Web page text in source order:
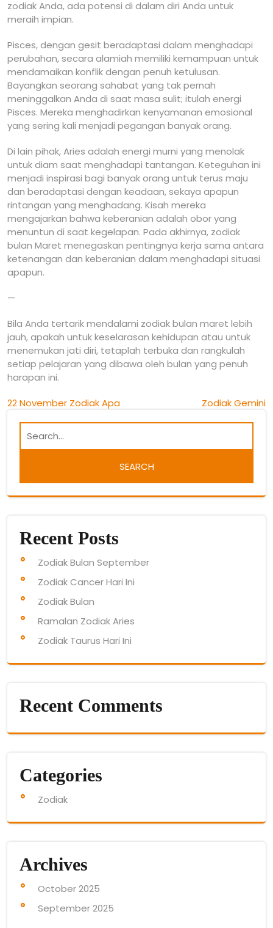
zodiak Anda, ada potensi di dalam diri Anda untuk
meraih impian.
Pisces, dengan gesit beradaptasi dalam menghadapi
perubahan, secara alamiah memiliki kemampuan untuk
mendamaikan konflik dengan penuh ketulusan.
Bayangkan seorang sahabat yang tak pernah
meninggalkan Anda di saat masa sulit; itulah energi
Pisces. Mereka menghadirkan kenyamanan emosional
yang sering kali menjadi pegangan banyak orang.
Di lain pihak, Aries adalah energi murni yang menolak
untuk diam saat menghadapi tantangan. Keteguhan ini
menjadi inspirasi bagi banyak orang untuk terus maju
dan beradaptasi dengan keadaan, sekaya apapun
rintangan yang menghadang. Kisah mereka
mengajarkan bahwa keberanian adalah obor yang
menuntun di saat kegelapan. Pada akhirnya, zodiak
bulan Maret menegaskan pentingnya kerja sama antara
ketenangan dan keberanian dalam menghadapi situasi
apapun.
—
Bila Anda tertarik mendalami zodiak bulan maret lebih
jauh, apakah untuk keselarasan kehidupan atau untuk
menemukan jati diri, tetaplah terbuka dan rangkulah
setiap pelajaran yang dibawa oleh bulan yang penuh
harapan ini.
Post
navigation
22 November Zodiak Apa Zodiak Gemini
Recent Posts
Zodiak Bulan September
Zodiak Cancer Hari Ini
Zodiak Bulan
Ramalan Zodiak Aries
Zodiak Taurus Hari Ini
Recent Comments
Categories
Zodiak
Archives
October 2025
September 2025